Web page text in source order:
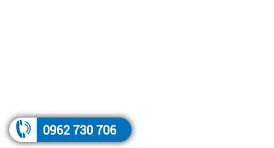
0962 730 706